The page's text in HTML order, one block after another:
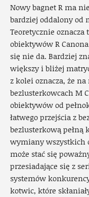
Nowy bagnet R ma
bardziej oddalony od
Teoretycznie
obiektywów R
się nie da. Bardziej
większy i bliżej
z kolei oznacza, że
bezlusterkowcach M
obiektywów od
łatwego przejścia z
bezlusterkową pełną
wymiany wszystkich
może stać się
przesiadające się z
systemów
kotwic, które